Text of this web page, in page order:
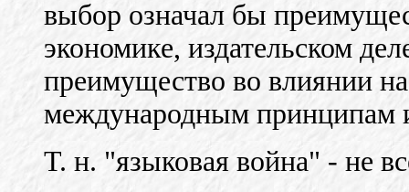
выбор означал бы
экономике, издательском
преимущество во влиянии
международным принципам
Т. н. "языковая война" - не